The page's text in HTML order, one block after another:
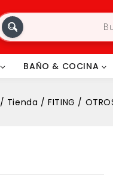
BAÑO & COCINA
/ Tienda / FITING /